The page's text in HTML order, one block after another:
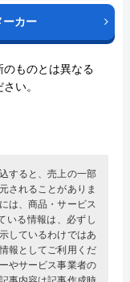
ーカー
ものとは異なる
い。
すると、売上の一部
されることがありま
は、商品・サービス
いる情報は、必ずし
しているわけではあ
報としてご利用くだ
やサービス事業者の